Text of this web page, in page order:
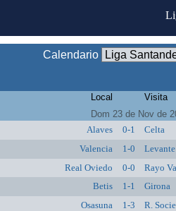
Calendario
Local Visita
Dom 23 de Nov de
Alaves
0-1 Celta
Valencia
1-0 Levante
Real Oviedo
0-0 Rayo
Betis
1-1 Girona
Osasuna
1-3 R.